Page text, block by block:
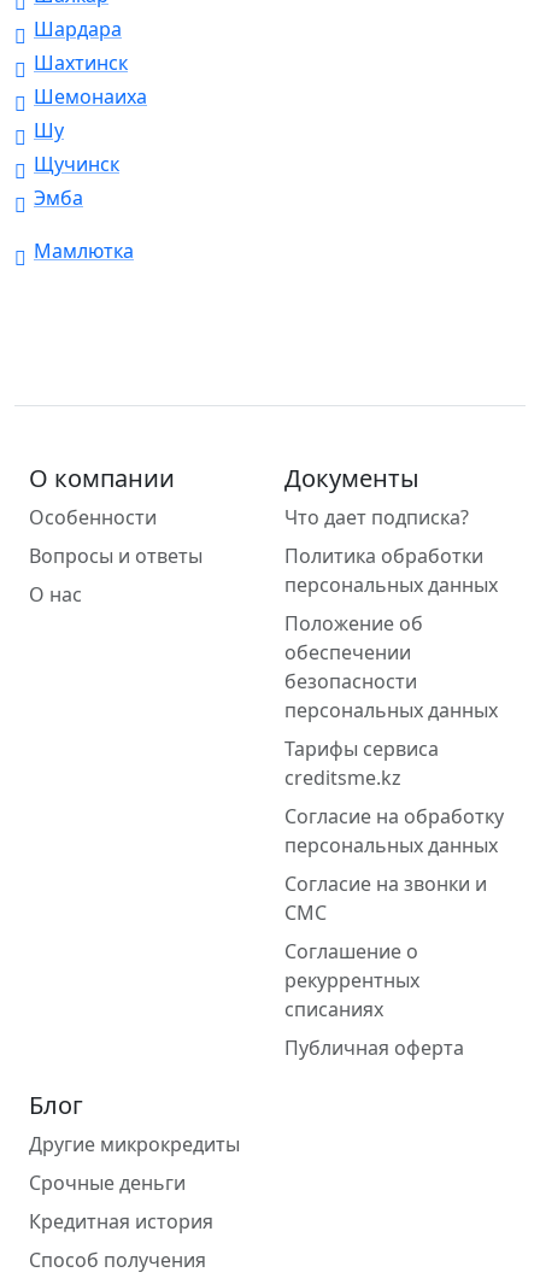
Шардара
Шахтинск
Шемонаиха
Шу
Щучинск
Эмба
Мамлютка
О компании
Особенности
Вопросы и ответы
О нас
Документы
Что дает подписка?
Политика обработки
персональных данных
Положение об
обеспечении
безопасности
персональных данных
Тарифы сервиса
creditsme.kz
Согласие на обработку
персональных данных
Согласие на звонки и
СМС
Соглашение о
рекуррентных
списаниях
Публичная оферта
Блог
Другие микрокредиты
Срочные деньги
Кредитная история
Способ получения